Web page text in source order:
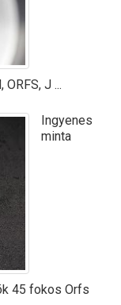
J ...
Ingyenes
minta
45 fokos Orfs